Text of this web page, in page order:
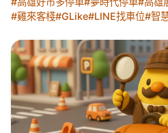
#雞來客棧#GLike#LINE找車位#智